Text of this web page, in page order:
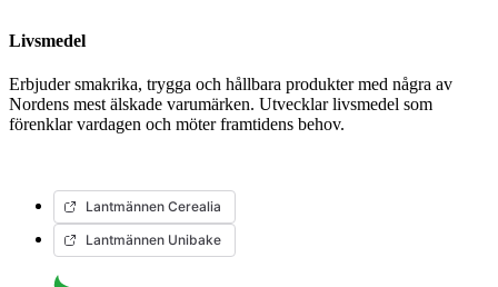
Livsmedel
Erbjuder smakrika, trygga och hållbara produkter med några av
Nordens mest älskade varumärken. Utvecklar livsmedel som
förenklar vardagen och möter framtidens behov.
Lantmännen Cerealia
Lantmännen Unibake